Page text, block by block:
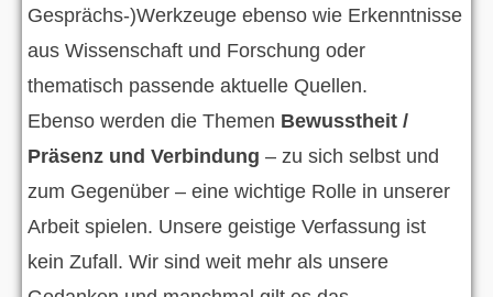
Gesprächs-)Werkzeuge ebenso wie Erkenntnisse
aus Wissenschaft und Forschung oder
thematisch passende aktuelle Quellen.
Ebenso werden die Themen Bewusstheit /
Präsenz und Verbindung – zu sich selbst und
zum Gegenüber – eine wichtige Rolle in unserer
Arbeit spielen. Unsere geistige Verfassung ist
kein Zufall. Wir sind weit mehr als unsere